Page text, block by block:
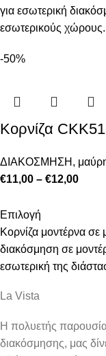
για εσωτερική
εσωτερικούς
-50%
Κορνίζα
ΔΙΑΚΟΣΜΗΣΗ ,
€11,00 – €12,00
Επιλογή
Κορνίζα μοντέρνα
διακόσμηση σε
εσωτερική της
La Vista
Η πολυετής
διακόσμησης, μας